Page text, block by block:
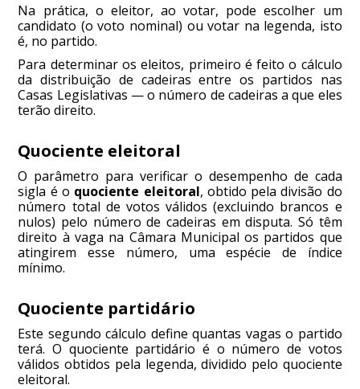
Na prática, o eleitor, ao votar, pode escolher um
candidato (o voto nominal) ou votar na legenda, isto
é, no partido.
Para determinar os eleitos, primeiro é feito o cálculo
da distribuição de cadeiras entre os partidos nas
Casas Legislativas — o número de cadeiras a que eles
terão direito.
Quociente eleitoral
O parâmetro para verificar o desempenho de cada
sigla é o quociente eleitoral, obtido pela divisão do
número total de votos válidos (excluindo brancos e
nulos) pelo número de cadeiras em disputa. Só têm
direito à vaga na Câmara Municipal os partidos que
atingirem esse número, uma espécie de índice
mínimo.
Quociente partidário
Este segundo cálculo define quantas vagas o partido
terá. O quociente partidário é o número de votos
válidos obtidos pela legenda, dividido pelo quociente
eleitoral.